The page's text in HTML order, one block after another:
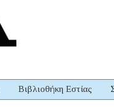
Βιβλιοθήκη Εστίας